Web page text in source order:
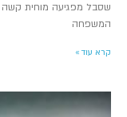
שסבל מפגיעה מוחית קשה
המשפחה
קרא עוד »